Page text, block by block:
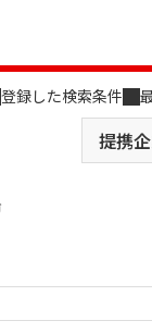
登録した検索条件
提携